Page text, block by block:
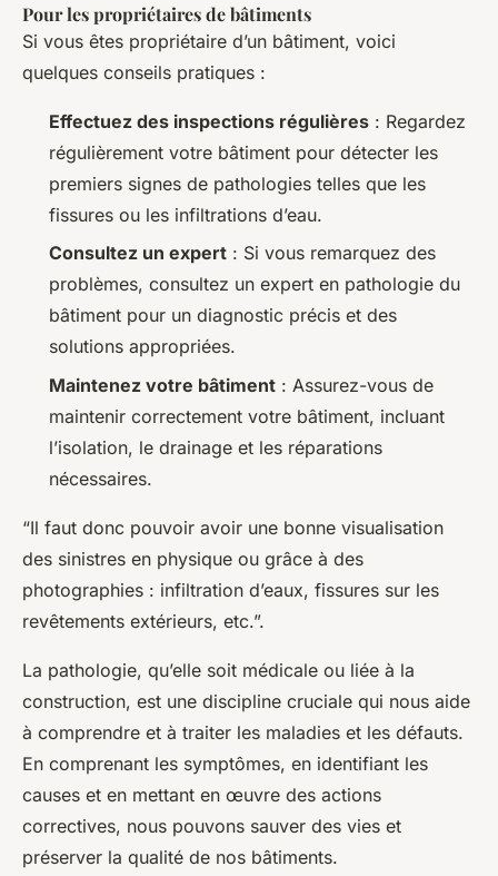
Pour les propriétaires de bâtiments
Si vous êtes propriétaire d’un bâtiment, voici
quelques conseils pratiques :
Effectuez des inspections régulières : Regardez
régulièrement votre bâtiment pour détecter les
premiers signes de pathologies telles que les
fissures ou les infiltrations d’eau.
Consultez un expert : Si vous remarquez des
problèmes, consultez un expert en pathologie du
bâtiment pour un diagnostic précis et des
solutions appropriées.
Maintenez votre bâtiment : Assurez-vous de
maintenir correctement votre bâtiment, incluant
l’isolation, le drainage et les réparations
nécessaires.
“Il faut donc pouvoir avoir une bonne visualisation
des sinistres en physique ou grâce à des
photographies : infiltration d’eaux, fissures sur les
revêtements extérieurs, etc.”.
La pathologie, qu’elle soit médicale ou liée à la
construction, est une discipline cruciale qui nous aide
à comprendre et à traiter les maladies et les défauts.
En comprenant les symptômes, en identifiant les
causes et en mettant en œuvre des actions
correctives, nous pouvons sauver des vies et
préserver la qualité de nos bâtiments.